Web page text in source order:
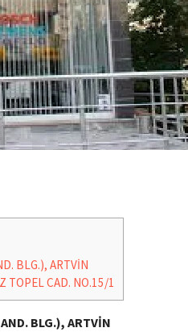
BLG.), ARTVİN
TOPEL CAD. NO.15/1
BLG.), ARTVİN